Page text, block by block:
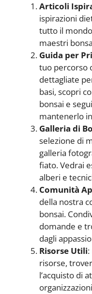
Articoli
ispirazioni
tutto il
maestri
Guida per
tuo percorso
dettagliate
basi, scopri
bonsai e
mantenerlo
Galleria di
selezione di
galleria
fiato. Vedrai
alberi e
Comunità
della nostra
bonsai.
domande e
dagli
Risorse Utili
risorse,
l’acquisto di